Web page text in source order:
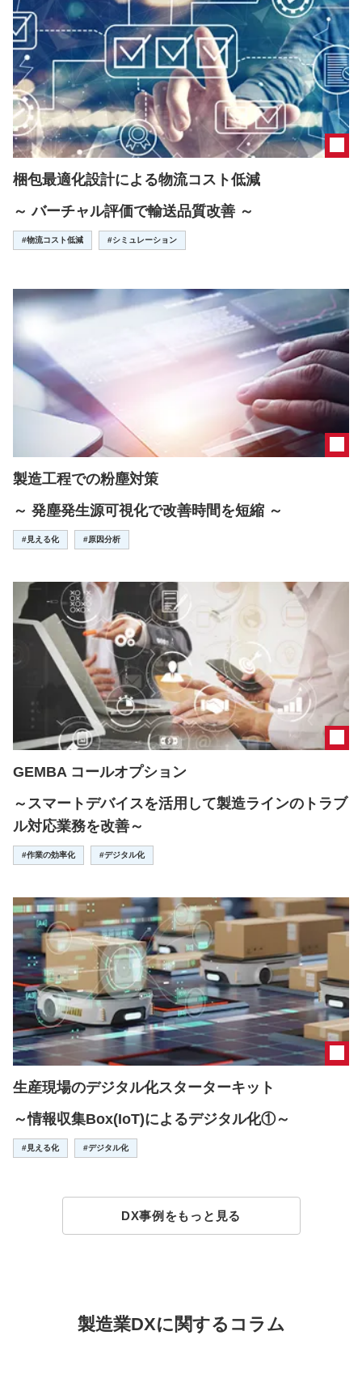
梱包最適化設計による物流コスト低減
～ バーチャル評価で輸送品質改善 ～
#物流コスト低減 #シミュレーション
製造工程での粉塵対策
～ 発塵発生源可視化で改善時間を短縮 ～
#見える化 #原因分析
GEMBA コールオプション
～スマートデバイスを活用して製造ラインのトラブ
ル対応業務を改善～
#作業の効率化 #デジタル化
生産現場のデジタル化スターターキット
～情報収集Box(IoT)によるデジタル化①～
#見える化 #デジタル化
DX事例をもっと見る
製造業DXに関するコラム